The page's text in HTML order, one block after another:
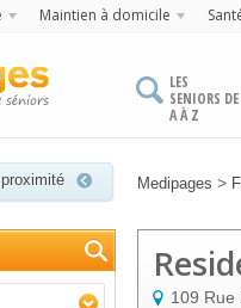
Maintien à domicile
LES
SENIORS DE
A À Z
Medipages >
109 Rue